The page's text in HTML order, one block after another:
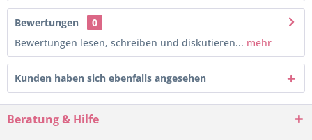
Bewertungen
0
Bewertungen lesen, schreiben und diskutieren... mehr
Kunden haben sich ebenfalls angesehen
Beratung & Hilfe